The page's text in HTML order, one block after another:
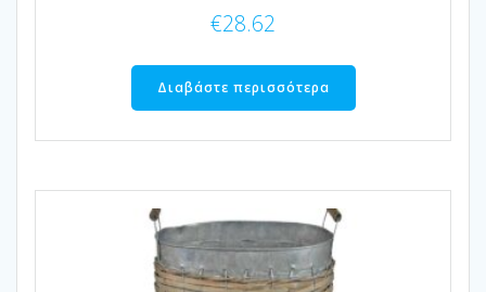
€28.62
Διαβάστε περισσότερα